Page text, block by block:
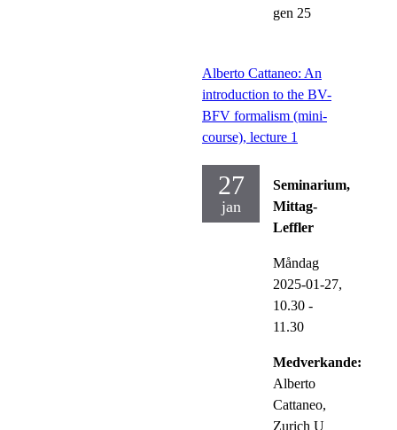
gen 25
Alberto Cattaneo: An
introduction to the BV-
BFV formalism (mini-
course), lecture 1
27
jan
Seminarium,
Mittag-
Leffler
Måndag
2025-01-27,
10.30 -
11.30
Medverkande:
Alberto
Cattaneo,
Zurich U